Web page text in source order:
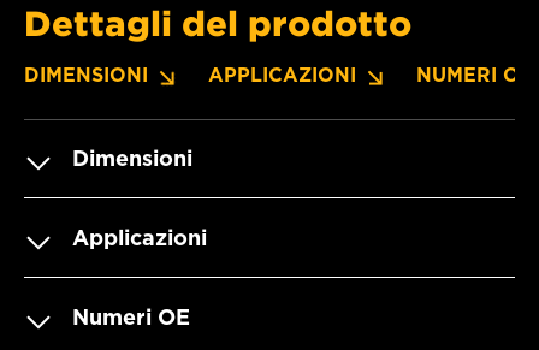
Dettagli del prodotto
DIMENSIONI APPLICAZIONI NUMERI OE
Dimensioni
Applicazioni
Numeri OE